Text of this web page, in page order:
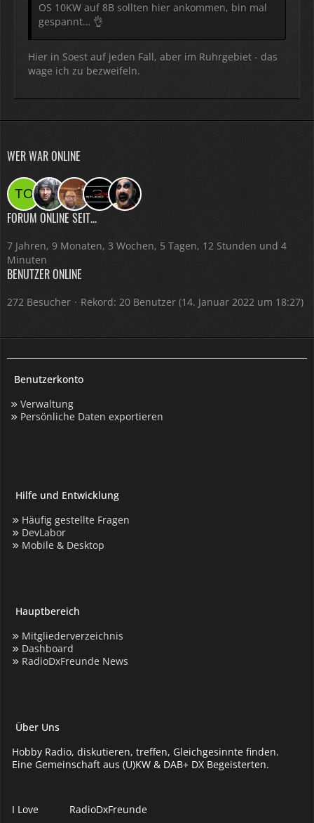
OS 10KW auf 8B sollten hier ankommen, bin mal
gespannt… 👌
Hier in Soest auf jeden Fall, aber im Ruhrgebiet - das
wage ich zu bezweifeln.
WER WAR ONLINE
FORUM ONLINE SEIT...
7 Jahren, 9 Monaten, 3 Wochen, 5 Tagen, 12 Stunden und 4
Minuten
BENUTZER ONLINE
272 Besucher Rekord: 20 Benutzer (14. Januar 2022 um 18:27)
Benutzerkonto
Verwaltung
Persönliche Daten exportieren
Hilfe und Entwicklung
Häufig gestellte Fragen
DevLabor
Mobile & Desktop
Hauptbereich
Mitgliederverzeichnis
Dashboard
RadioDxFreunde News
Über Uns
Hobby Radio, diskutieren, treffen, Gleichgesinnte finden.
Eine Gemeinschaft aus (U)KW & DAB+ DX Begeisterten.
I Love RadioDxFreunde